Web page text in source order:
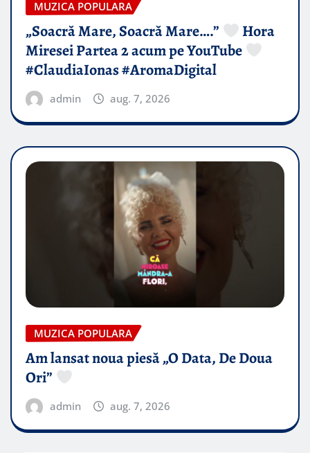
MUZICA POPULARA
„Soacră Mare, Soacră Mare….”
Hora
Miresei Partea 2 acum pe YouTube
#ClaudiaIonas #AromaDigital
admin aug. 7, 2026
MUZICA POPULARA
Am lansat noua piesă „O Data, De Doua
Ori”
admin aug. 7, 2026